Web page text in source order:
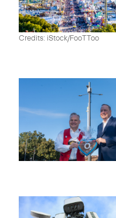
Credits: iStock/FooTToo